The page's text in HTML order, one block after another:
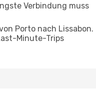
Verbindung muss
Porto nach Lissabon.
Minute-Trips